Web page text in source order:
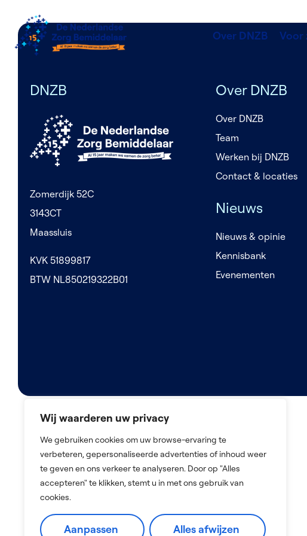
Wij waarderen uw privacy
We gebruiken cookies om uw browse-ervaring te
verbeteren, gepersonaliseerde advertenties of inhoud weer
te geven en ons verkeer te analyseren. Door op "Alles
accepteren" te klikken, stemt u in met ons gebruik van
cookies.
Aanpassen Alles afwijzen
Over DNZB Voor
DNZB
Zomerdijk 52C
3143CT
Maassluis
KVK 51899817
BTW NL850219322B01
Over DNZB
Over DNZB
Team
Werken bij DNZB
Contact & locaties
Nieuws
Nieuws & opinie
Kennisbank
Evenementen
2026 © De Nederlandse Zorg Bemiddelaar